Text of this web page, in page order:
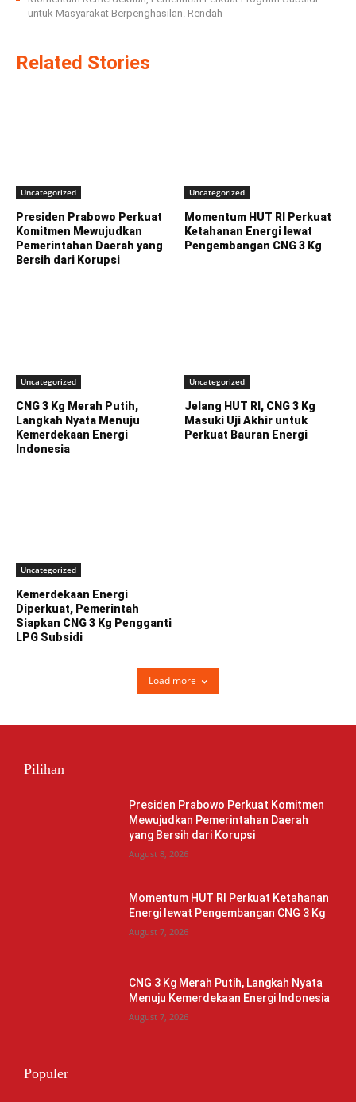
untuk Masyarakat Berpenghasilan. Rendah
Related Stories
Uncategorized
Presiden Prabowo Perkuat
Komitmen Mewujudkan
Pemerintahan Daerah yang
Bersih dari Korupsi
Uncategorized
Momentum HUT RI Perkuat
Ketahanan Energi lewat
Pengembangan CNG 3 Kg
Uncategorized
CNG 3 Kg Merah Putih,
Langkah Nyata Menuju
Kemerdekaan Energi
Indonesia
Uncategorized
Jelang HUT RI, CNG 3 Kg
Masuki Uji Akhir untuk
Perkuat Bauran Energi
Uncategorized
Kemerdekaan Energi
Diperkuat, Pemerintah
Siapkan CNG 3 Kg Pengganti
LPG Subsidi
Load more
Pilihan
Presiden Prabowo Perkuat Komitmen
Mewujudkan Pemerintahan Daerah
yang Bersih dari Korupsi
August 8, 2026
Momentum HUT RI Perkuat Ketahanan
Energi lewat Pengembangan CNG 3 Kg
August 7, 2026
CNG 3 Kg Merah Putih, Langkah Nyata
Menuju Kemerdekaan Energi Indonesia
August 7, 2026
Populer